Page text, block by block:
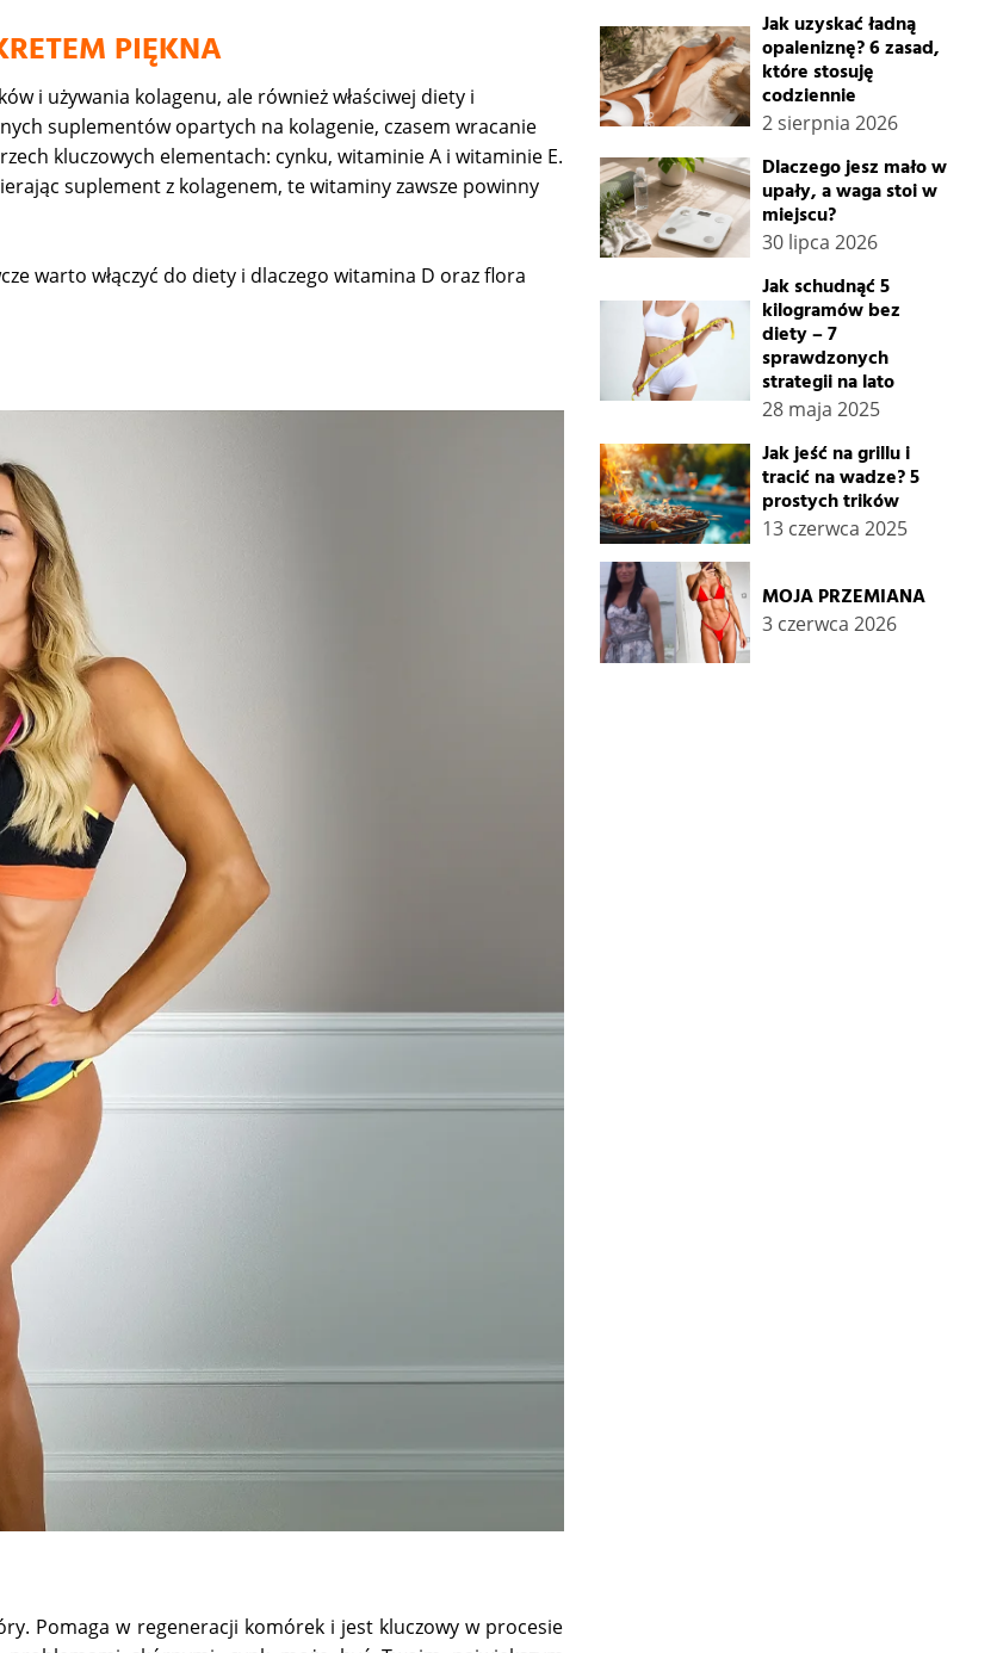
PIĘKNA
i używania kolagenu, ale również właściwej diety i
suplementów opartych na kolagenie, czasem wracanie
kluczowych elementach: cynku, witaminie A i witaminie E.
suplement z kolagenem, te witaminy zawsze powinny
warto włączyć do diety i dlaczego witamina D oraz flora
Pomaga w regeneracji komórek i jest kluczowy w procesie
Jak uzyskać ładną
opaleniznę? 6 zasad,
które stosuję
codziennie
2 sierpnia 2026
Dlaczego jesz mało w
upały, a waga stoi w
miejscu?
30 lipca 2026
Jak schudnąć 5
kilogramów bez
diety – 7
sprawdzonych
strategii na lato
28 maja 2025
Jak jeść na grillu i
tracić na wadze? 5
prostych trików
13 czerwca 2025
MOJA PRZEMIANA
3 czerwca 2026